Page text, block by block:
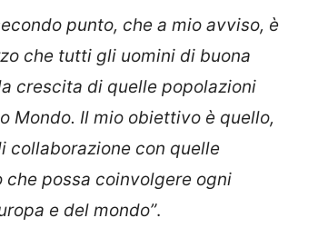
punto, che a mio avviso, è
che tutti gli uomini di buona
crescita di quelle popolazioni
Mondo. Il mio obiettivo è quello,
con quelle
possa coinvolgere ogni
e del mondo”.